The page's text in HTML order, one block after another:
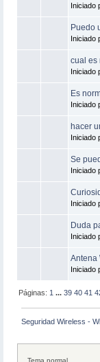
Iniciado
Puedo
Iniciado
cual es
Iniciado
Es
Iniciado
hacer
Iniciado
Se
Iniciado
Iniciado
Duda
Iniciado
Antena
Iniciado
Páginas: 1 ...39 40 41
Seguridad Wireless -
Tema normal